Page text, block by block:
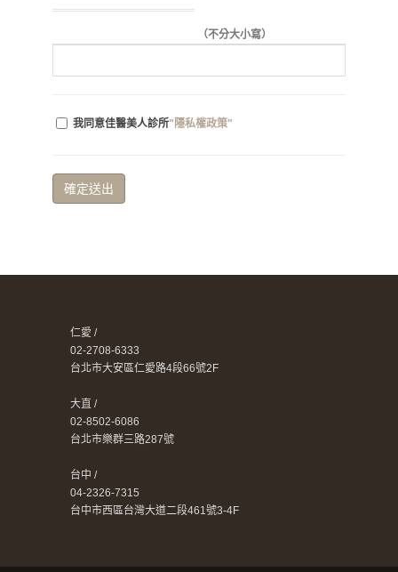
（不分大小寫）
我同意佳醫美人診所"隱私權政策"
確定送出
仁愛 /
02-2708-6333
台北市大安區仁愛路4段66號2F
大直 /
02-8502-6086
台北市樂群三路287號
台中 /
04-2326-7315
台中市西區台灣大道二段461號3-4F